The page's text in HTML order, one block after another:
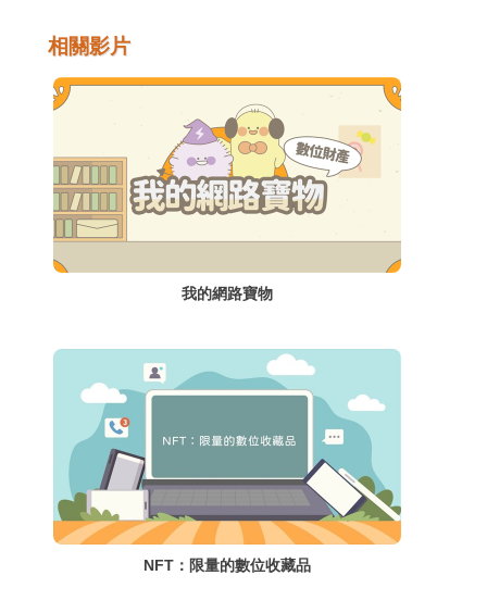
交易詐騙及安全的交易等便顯得很重要。
相關影片
我的網路寶物
NFT：限量的數位收藏品